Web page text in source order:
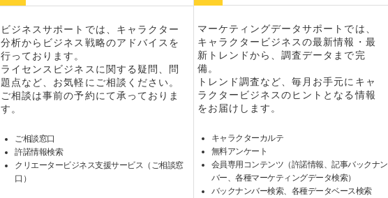
ビジネスサポートでは、キャラクター
分析からビジネス戦略のアドバイスを
行っております。
ライセンスビジネスに関する疑問、問
題点など、お気軽にご相談ください。
ご相談は事前の予約にて承っておりま
す。
ご相談窓口
許諾情報検索
クリエータービジネス支援サービス（ご相談窓
口）
マーケティングデータサポートでは、
キャラクタービジネスの最新情報・最
新トレンドから、調査データまで完
備。
トレンド調査など、毎月お手元にキャ
ラクタービジネスのヒントとなる情報
をお届けします。
キャラクターカルテ
無料アンケート
会員専用コンテンツ（許諾情報、記事バックナン
バー、各種マーケティングデータ検索）
バックナンバー検索、各種データベース検索